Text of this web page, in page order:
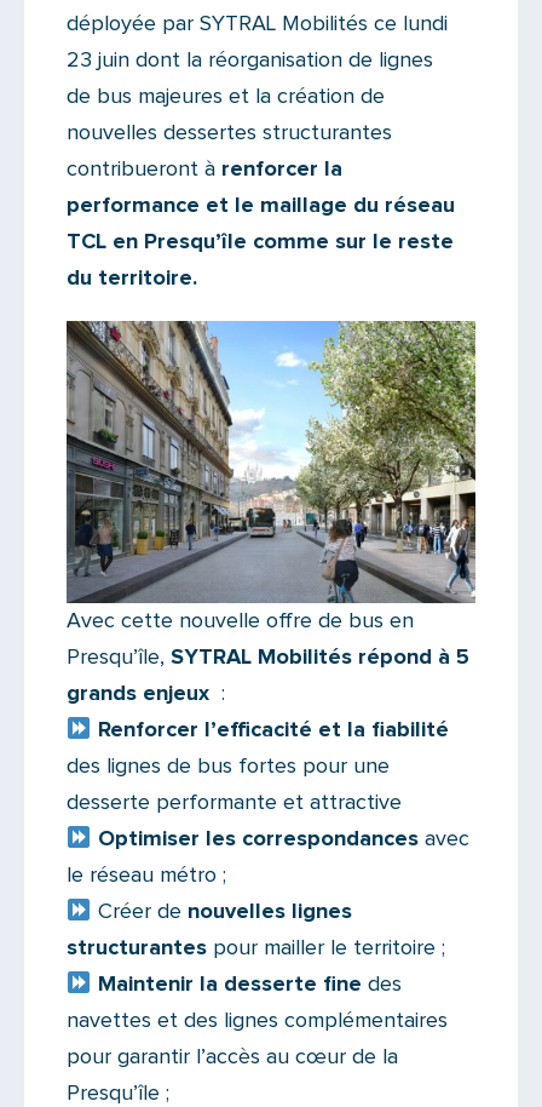
déployée par SYTRAL Mobilités ce lundi
23 juin dont la réorganisation de lignes
de bus majeures et la création de
nouvelles dessertes structurantes
contribueront à renforcer la
performance et le maillage du réseau
TCL en Presqu’île comme sur le reste
du territoire.
Avec cette nouvelle offre de bus en
Presqu’île, SYTRAL Mobilités répond à 5
grands enjeux :
Renforcer l’efficacité et la fiabilité
des lignes de bus fortes pour une
desserte performante et attractive
Optimiser les correspondancesavec
le réseau métro ;
Créer de nouvelles lignes
structurantes pour mailler le territoire ;
Maintenir la desserte fine des
navettes et des lignes complémentaires
pour garantir l’accès au cœur de la
Presqu’île ;